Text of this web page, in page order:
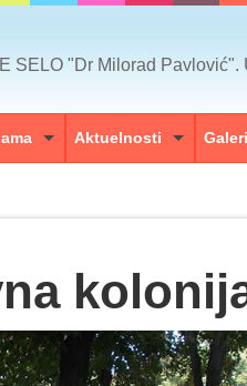
SELO "Dr Milorad
Aktuelnosti